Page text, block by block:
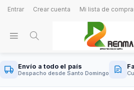
Entrar Crear cuenta Mi lista de
Envío a todo el país
Despacho desde Santo Domingo